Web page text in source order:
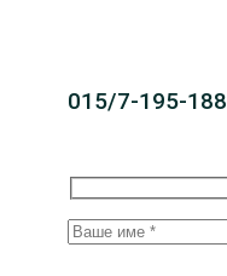
015/7-195-188